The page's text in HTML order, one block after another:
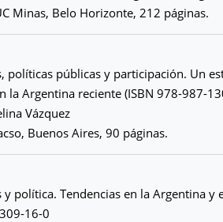
Minas, Belo Horizonte, 212 páginas.
políticas públicas y participación. Un
la Argentina reciente (ISBN 978-987-
Vázquez
Buenos Aires, 90 páginas.
y política. Tendencias en la Argentina
16-0